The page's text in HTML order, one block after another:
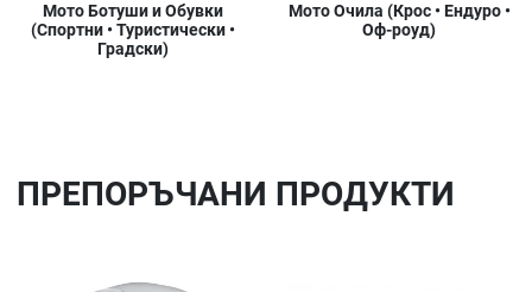
Мото Ботуши и Обувки
(Спортни • Туристически •
Градски)
Мото Очила (Крос • Ендуро •
Оф-роуд)
ПРЕПОРЪЧАНИ ПРОДУКТИ